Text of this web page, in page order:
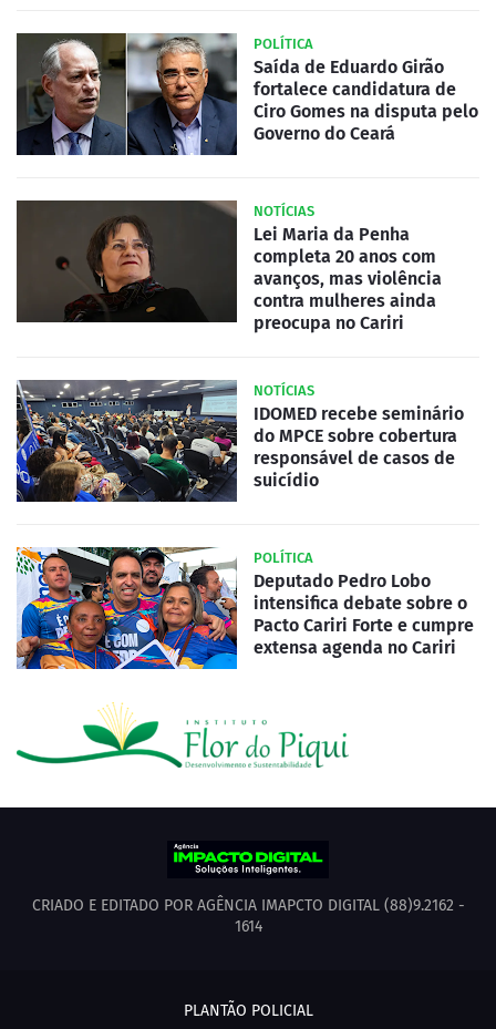
POLÍTICA
Saída de Eduardo Girão
fortalece candidatura de
Ciro Gomes na disputa pelo
Governo do Ceará
NOTÍCIAS
Lei Maria da Penha
completa 20 anos com
avanços, mas violência
contra mulheres ainda
preocupa no Cariri
NOTÍCIAS
IDOMED recebe seminário
do MPCE sobre cobertura
responsável de casos de
suicídio
POLÍTICA
Deputado Pedro Lobo
intensifica debate sobre o
Pacto Cariri Forte e cumpre
extensa agenda no Cariri
CRIADO E EDITADO POR AGÊNCIA IMAPCTO DIGITAL (88)9.2162 -
1614
PLANTÃO POLICIAL